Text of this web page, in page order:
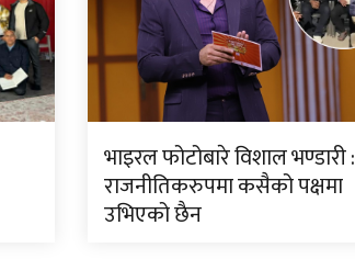
भाइरल फोटोबारे विशाल भण्डारी :
राजनीतिकरुपमा कसैको पक्षमा
उभिएको छैन